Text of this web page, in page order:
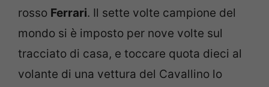
rosso Ferrari. Il sette volte campione del
mondo si è imposto per nove volte sul
tracciato di casa, e toccare quota dieci al
volante di una vettura del Cavallino lo